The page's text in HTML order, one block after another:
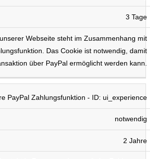
3 Tage
Webseite steht im Zusammenhang mit
Das Cookie ist notwendig, damit
über PayPal ermöglicht werden kann.
PayPal Zahlungsfunktion - ID: ui_experience
notwendig
2 Jahre